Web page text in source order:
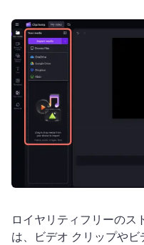
ロイヤリティフリーのス
は、ビデオ クリップや